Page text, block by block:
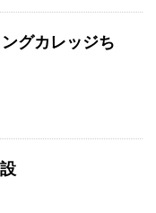
ングカレッジち